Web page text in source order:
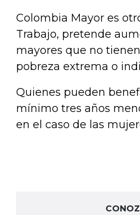
Colombia Mayor es
Trabajo, pretende
mayores que no
pobreza extrema o
Quienes pueden
mínimo tres años
en el caso de las